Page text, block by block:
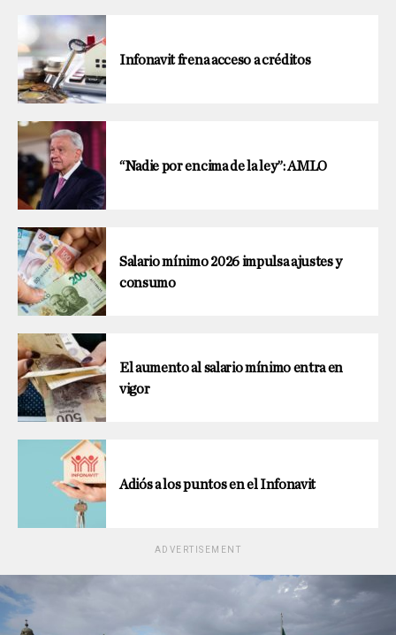
Infonavit frena acceso a créditos
“Nadie por encima de la ley”: AMLO
Salario mínimo 2026 impulsa ajustes y
consumo
El aumento al salario mínimo entra en
vigor
Adiós a los puntos en el Infonavit
ADVERTISEMENT